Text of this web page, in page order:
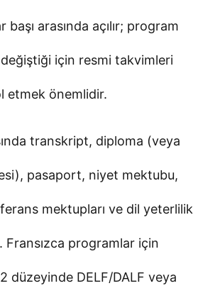
başı arasında açılır; program
için resmi takvimleri
etmek önemlidir.
transkript, diploma (veya
pasaport, niyet mektubu,
mektupları ve dil yeterlilik
Fransızca programlar için
düzeyinde DELF/DALF veya